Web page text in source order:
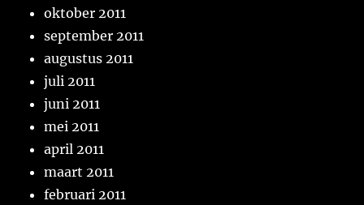
oktober 2011
september 2011
augustus 2011
juli 2011
juni 2011
mei 2011
april 2011
maart 2011
februari 2011